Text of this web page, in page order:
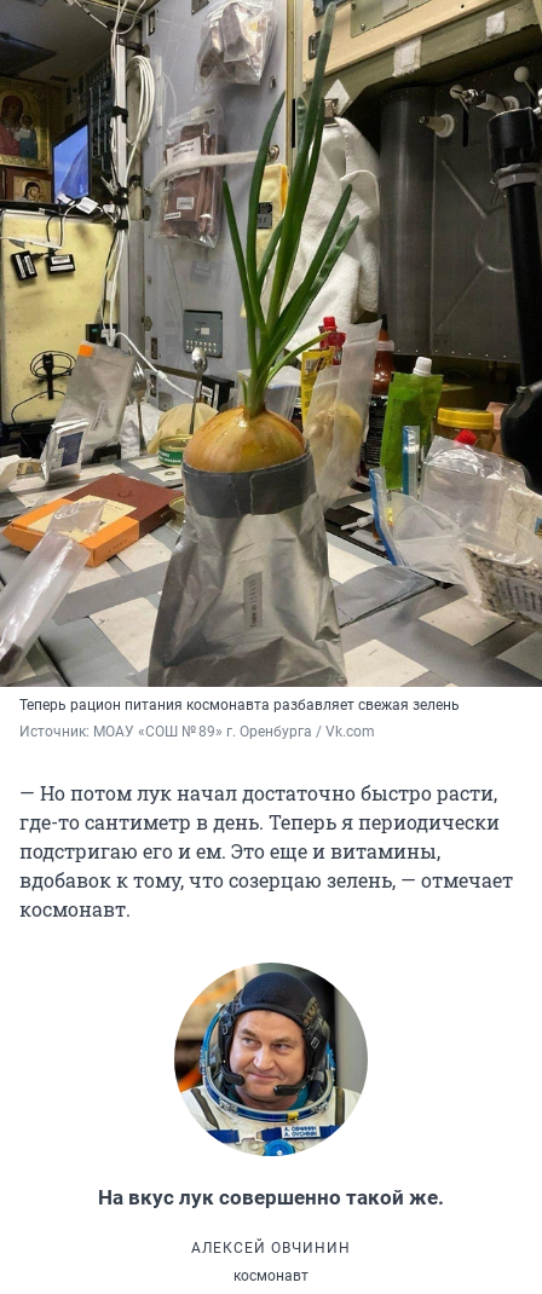
Теперь рацион питания космонавта разбавляет свежая зелень
Источник: МОАУ «СОШ № 89» г. Оренбурга / Vk.com
— Но потом лук начал достаточно быстро расти,
где-то сантиметр в день. Теперь я периодически
подстригаю его и ем. Это еще и витамины,
вдобавок к тому, что созерцаю зелень, — отмечает
космонавт.
На вкус лук совершенно такой же.
АЛЕКСЕЙ ОВЧИНИН
космонавт